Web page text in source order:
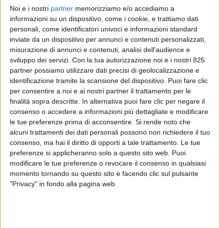
Noi e i nostri partner memorizziamo e/o accediamo a
informazioni su un dispositivo, come i cookie, e trattiamo dati
personali, come identificatori univoci e informazioni standard
inviate da un dispositivo per annunci e contenuti personalizzati,
misurazione di annunci e contenuti, analisi dell'audience e
sviluppo dei servizi. Con la tua autorizzazione noi e i nostri 825
partner possiamo utilizzare dati precisi di geolocalizzazione e
identificazione tramite la scansione del dispositivo. Puoi fare clic
per consentire a noi e ai nostri partner il trattamento per le
finalità sopra descritte. In alternativa puoi fare clic per negare il
consenso o accedere a informazioni più dettagliate e modificare
le tue preferenze prima di acconsentire. Si rende noto che
alcuni trattamenti dei dati personali possono non richiedere il tuo
consenso, ma hai il diritto di opporti a tale trattamento. Le tue
preferenze si applicheranno solo a questo sito web. Puoi
modificare le tue preferenze o revocare il consenso in qualsiasi
momento tornando su questo sito e facendo clic sul pulsante
"Privacy" in fondo alla pagina web.
Per Mercitalia Rail altri 20
locomotori ‘firmati’ Alstom
LE ALTRE NEWS 20 SETTEMBRE 2022